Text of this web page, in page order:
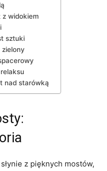
z widokiem
sztuki
zielony
nad starówką
z pięknych​ mostów,